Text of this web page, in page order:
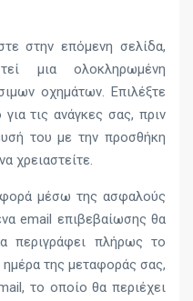
στην επόμενη σελίδα,
μια ολοκληρωμένη
οχημάτων. Επιλέξτε
τις ανάγκες σας, πριν
του με την προσθήκη
χρειαστείτε.
μέσω της ασφαλούς
email επιβεβαίωσης θα
περιγράφει πλήρως το
ημέρα της μεταφοράς σας,
το οποίο θα περιέχει